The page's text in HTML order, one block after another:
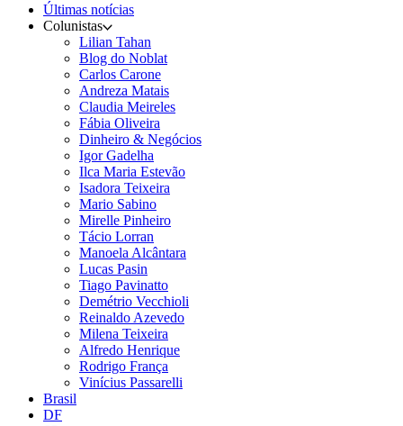
Últimas notícias
Colunistas
Lilian Tahan
Blog do Noblat
Carlos Carone
Andreza Matais
Claudia Meireles
Fábia Oliveira
Dinheiro & Negócios
Igor Gadelha
Ilca Maria Estevão
Isadora Teixeira
Mario Sabino
Mirelle Pinheiro
Tácio Lorran
Manoela Alcântara
Lucas Pasin
Tiago Pavinatto
Demétrio Vecchioli
Reinaldo Azevedo
Milena Teixeira
Alfredo Henrique
Rodrigo França
Vinícius Passarelli
Brasil
DF